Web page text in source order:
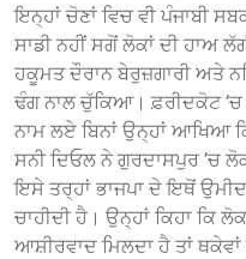
ਇਨ੍ਹਾਂ ਚੋਣਾਂ ਵਿਚ ਵੀ ਪੰਜਾਬੀ
ਸਾਡੀ ਨਹੀਂ ਸਗੋਂ ਲੋਕਾਂ ਦੀ ਹਾਅ
ਹਕੂਮਤ ਦੌਰਾਨ ਬੇਰੁਜ਼ਗਾਰੀ ਅਤੇ
ਢੰਗ ਨਾਲ ਚੁੱਕਿਆ। ਫ਼ਰੀਦਕੋਟ ’ਚ
ਨਾਮ ਲਏ ਬਿਨਾਂ ਉਨ੍ਹਾਂ ਆਖਿਆ
ਸਨੀ ਦਿਓਲ ਨੇ ਗੁਰਦਾਸਪੁਰ ’ਚ
ਇਸੇ ਤਰ੍ਹਾਂ ਭਾਜਪਾ ਦੇ ਇਥੋਂ
ਚਾਹੀਦੀ ਹੈ। ਉਨ੍ਹਾਂ ਕਿਹਾ ਕਿ
ਆਸ਼ੀਰਵਾਦ ਮਿਲਦਾ ਹੈ ਤਾਂ